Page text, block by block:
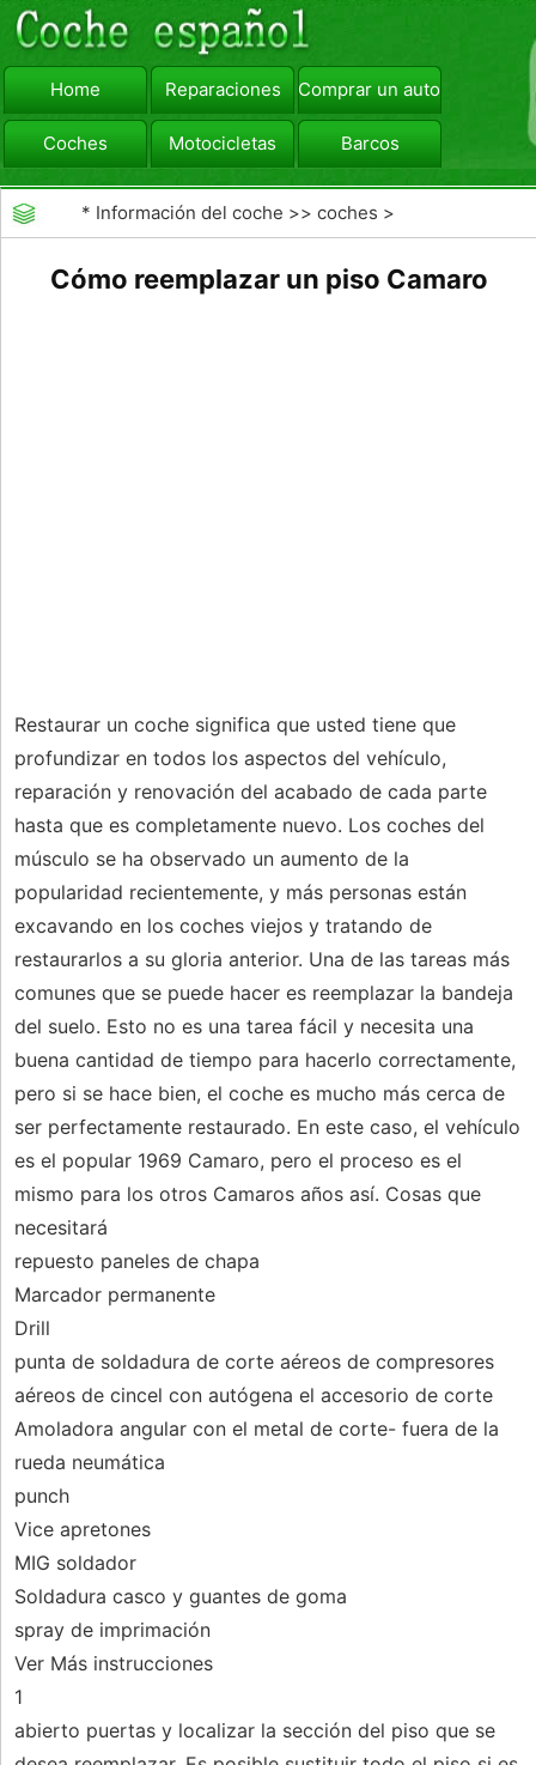
Home Reparaciones Comprar un automóvil
Coches Motocicletas Barcos
viajar Camiones
* Información del coche >>coches >
Cómo reemplazar un piso Camaro
Restaurar un coche significa que usted tiene que
profundizar en todos los aspectos del vehículo,
reparación y renovación del acabado de cada parte
hasta que es completamente nuevo. Los coches del
músculo se ha observado un aumento de la
popularidad recientemente, y más personas están
excavando en los coches viejos y tratando de
restaurarlos a su gloria anterior. Una de las tareas más
comunes que se puede hacer es reemplazar la bandeja
del suelo. Esto no es una tarea fácil y necesita una
buena cantidad de tiempo para hacerlo correctamente,
pero si se hace bien, el coche es mucho más cerca de
ser perfectamente restaurado. En este caso, el vehículo
es el popular 1969 Camaro, pero el proceso es el
mismo para los otros Camaros años así. Cosas que
necesitará
repuesto paneles de chapa
Marcador permanente
Drill
punta de soldadura de corte aéreos de compresores
aéreos de cincel con autógena el accesorio de corte
Amoladora angular con el metal de corte- fuera de la
rueda neumática
punch
Vice apretones
MIG soldador
Soldadura casco y guantes de goma
spray de imprimación
Ver Más instrucciones
1
abierto puertas y localizar la sección del piso que se